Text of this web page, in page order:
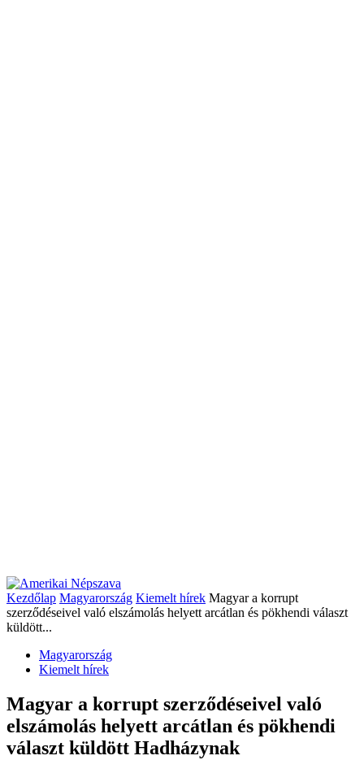
Kezdőlap Magyarország Kiemelt hírek Magyar a korrupt
szerződéseivel való elszámolás helyett arcátlan és pökhendi választ
küldött...
Magyarország
Kiemelt hírek
Magyar a korrupt szerződéseivel való
elszámolás helyett arcátlan és pökhendi
választ küldött Hadházynak